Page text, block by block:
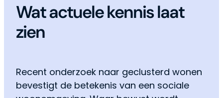
Wat actuele kennis laat
zien
Recent onderzoek naar geclusterd wonen
bevestigt de betekenis van een sociale